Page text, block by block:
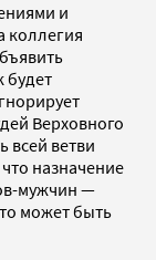
и
коллегия
будет
Верховного
всей ветви
что назначение
мужчин —
может быть